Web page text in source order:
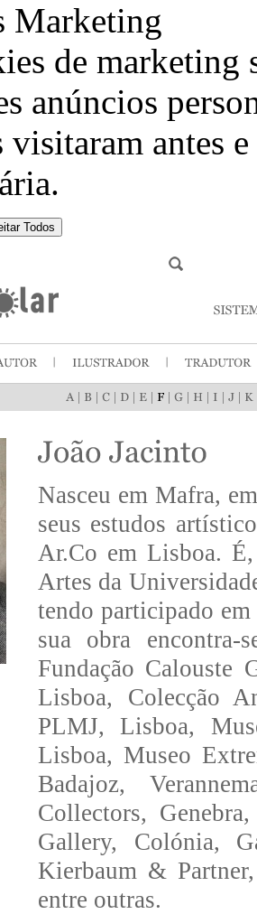
Marketing
de marketing
anúncios
visitaram antes
Todos
Nasceu em Mafra,
seus estudos
Ar.Co em Lisboa.
Artes da
tendo participado
sua obra encontra-
Fundação Calouste
Lisboa, Colecção
PLMJ, Lisboa,
Lisboa, Museo
Badajoz,
Collectors,
Gallery, Colónia,
Kierbaum &
entre outras.